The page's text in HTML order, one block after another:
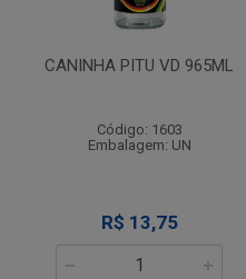
CANINHA PITU VD 965ML
Código: 1603
Embalagem: UN
R$ 13,75